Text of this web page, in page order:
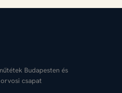
Budapesten és
csapat